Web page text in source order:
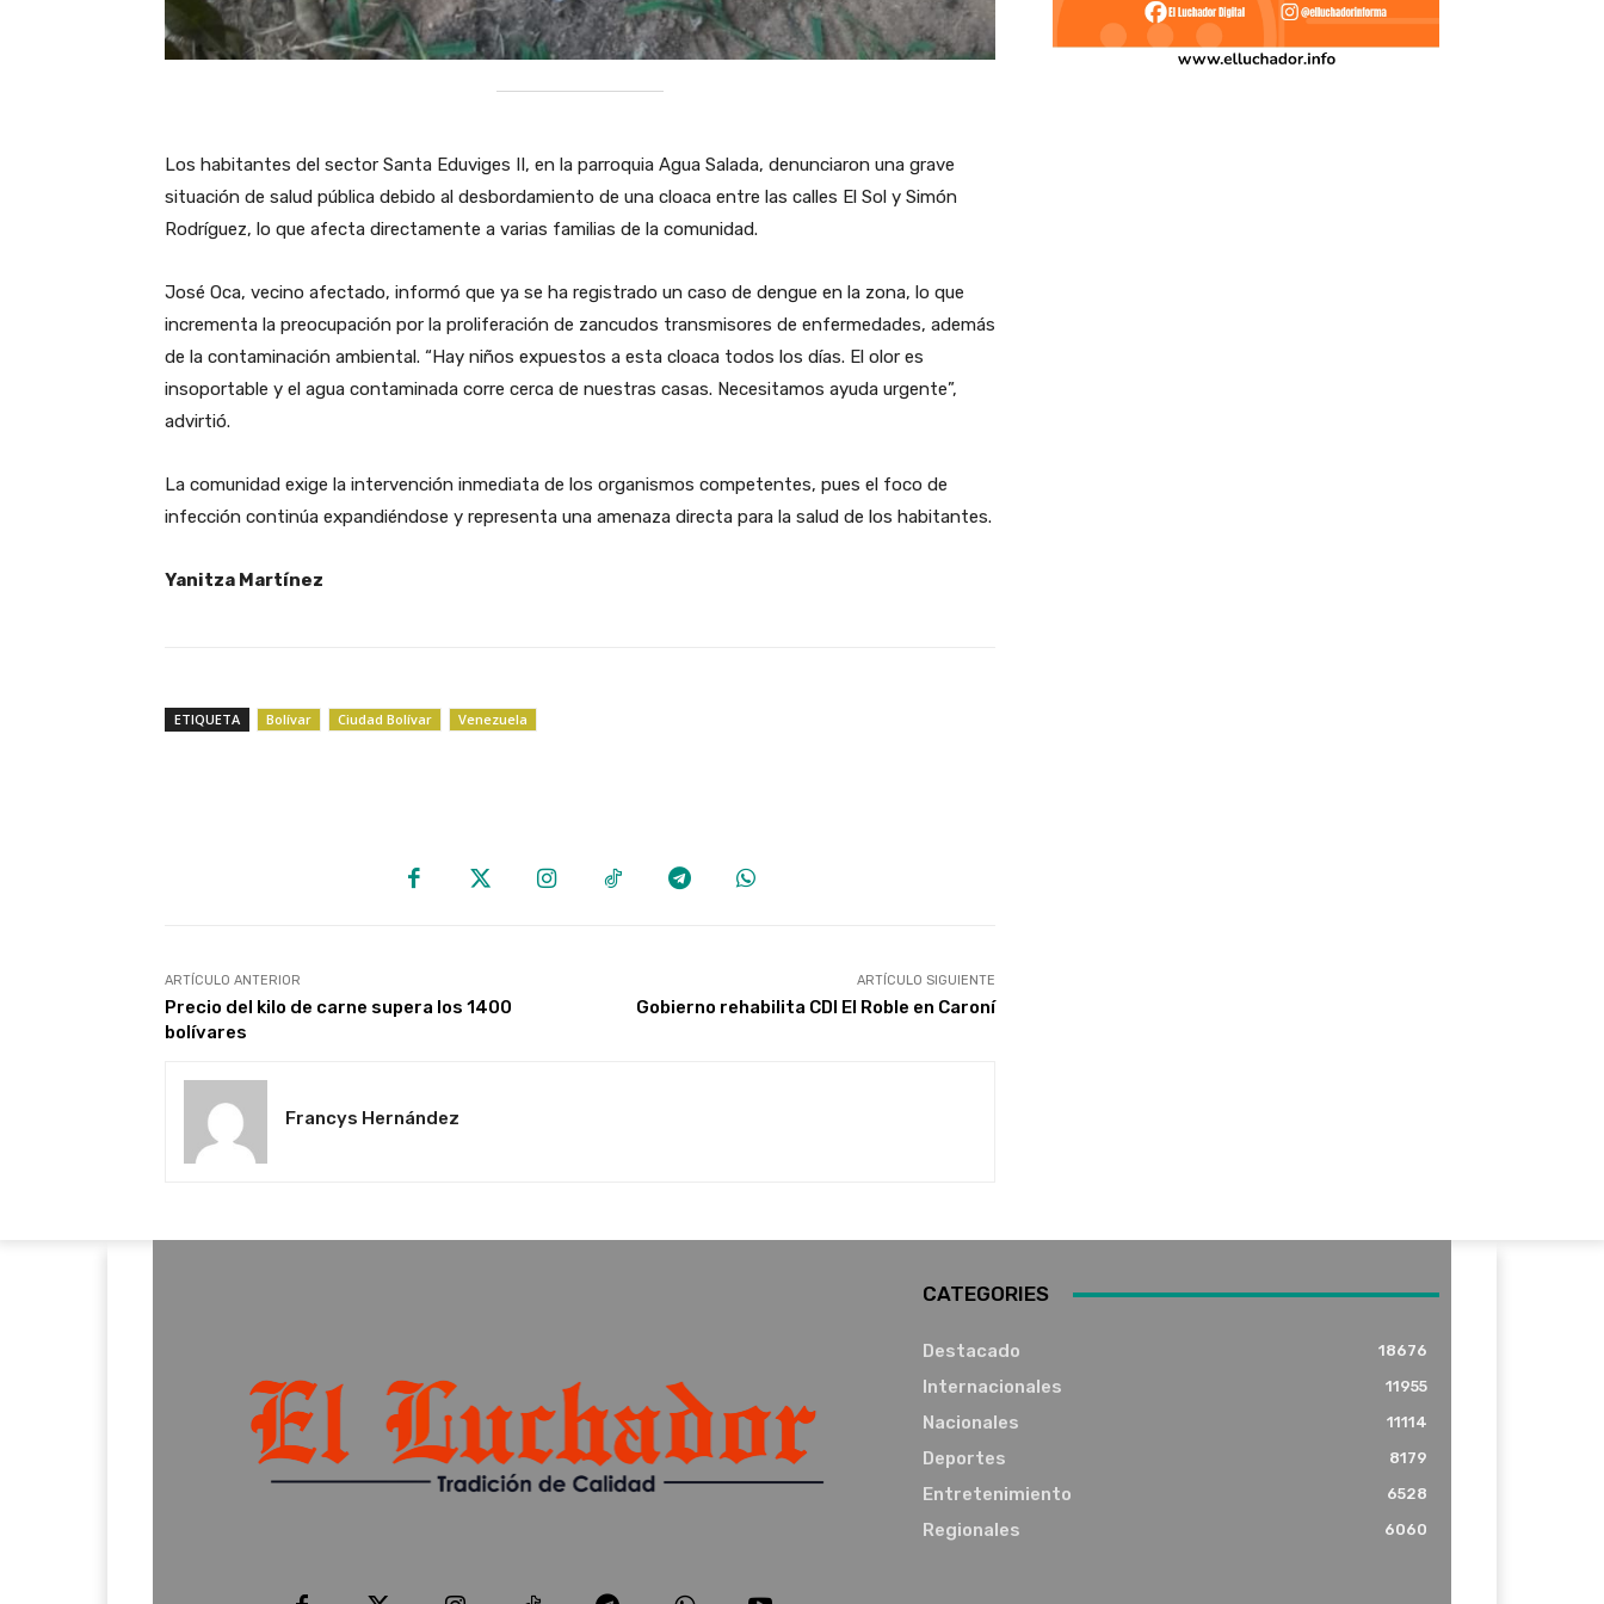
Los habitantes del sector Santa Eduviges II, en la parroquia Agua Salada, denunciaron una grave
situación de salud pública debido al desbordamiento de una cloaca entre las calles El Sol y Simón
Rodríguez, lo que afecta directamente a varias familias de la comunidad.
José Oca, vecino afectado, informó que ya se ha registrado un caso de dengue en la zona, lo que
incrementa la preocupación por la proliferación de zancudos transmisores de enfermedades, además
de la contaminación ambiental. “Hay niños expuestos a esta cloaca todos los días. El olor es
insoportable y el agua contaminada corre cerca de nuestras casas. Necesitamos ayuda urgente”,
advirtió.
La comunidad exige la intervención inmediata de los organismos competentes, pues el foco de
infección continúa expandiéndose y representa una amenaza directa para la salud de los habitantes.
Yanitza Martínez
ETIQUETA Bolívar Ciudad Bolívar Venezuela
ARTÍCULO ANTERIOR
Precio del kilo de carne supera los 1400
bolívares
ARTÍCULO SIGUIENTE
Gobierno rehabilita CDI El Roble en Caroní
Francys Hernández
CATEGORIES
Destacado 18676
Internacionales 11955
Nacionales 11114
Deportes 8179
Entretenimiento 6528
Regionales 6060